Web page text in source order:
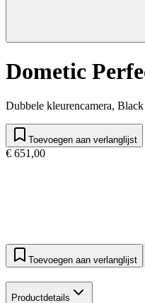
Dometic
Dubbele kleurencamera, Black
Toevoegen aan verlanglijst
€ 651,00
Toevoegen aan verlanglijst
Productdetails